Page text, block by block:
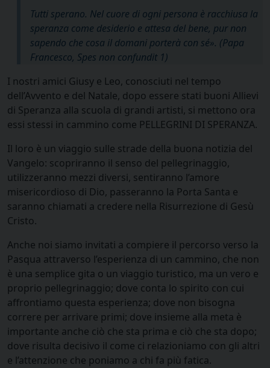
Tutti sperano. Nel cuore di ogni persona è racchiusa la
speranza come desiderio e attesa del bene, pur non
sapendo che cosa il domani porterà con sé». (Papa
Francesco, Spes non confundit 1)
I nostri amici Giusy e Leo, conosciuti nel tempo
dell’Avvento e del Natale, dopo essere stati buoni Allievi
di Speranza alla scuola di grandi artisti, si mettono ora
essi stessi in cammino come PELLEGRINI DI SPERANZA.
Il loro è un viaggio sulle strade della buona notizia del
Vangelo: scopriranno il senso del pellegrinaggio,
utilizzeranno mezzi diversi, sentiranno l’amore
misericordioso di Dio, passeranno la Porta Santa e
saranno chiamati a credere nella Risurrezione di Gesù
Cristo.
Anche noi siamo invitati a compiere il percorso verso la
Pasqua attraverso l’esperienza di un cammino, che non
è una semplice gita o un viaggio turistico, ma un vero e
proprio pellegrinaggio; dove conta lo spirito con cui
affrontiamo questa esperienza; dove non bisogna
correre per arrivare primi; dove insieme alla meta è
importante anche ciò che sta prima e ciò che sta dopo;
dove risulta decisivo il come ci relazioniamo con gli altri
e l’attenzione che poniamo a chi fa più fatica.